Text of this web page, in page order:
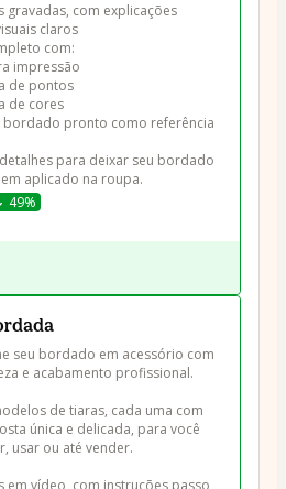
gravadas, com explicações
claros
com:
impressão
de pontos
de cores
bordado pronto como referência
para deixar seu bordado
aplicado na roupa.
49%
seu bordado em acessório com
e acabamento profissional.
de tiaras, cada uma com
única e delicada, para você
usar ou até vender.